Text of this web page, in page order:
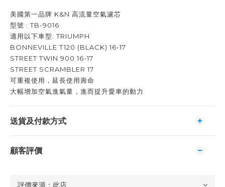
美國第一品牌 K&N 高流量空氣濾芯
型號 : TB-9016
適用以下車型: TRIUMPH
BONNEVILLE T120 (BLACK) 16-17
STREET TWIN 900 16-17
STREET SCRAMBLER 17
可重複使用，延長使用壽命
大幅增加空氣進氣量，進而提升愛車的動力
送貨及付款方式
顧客評價